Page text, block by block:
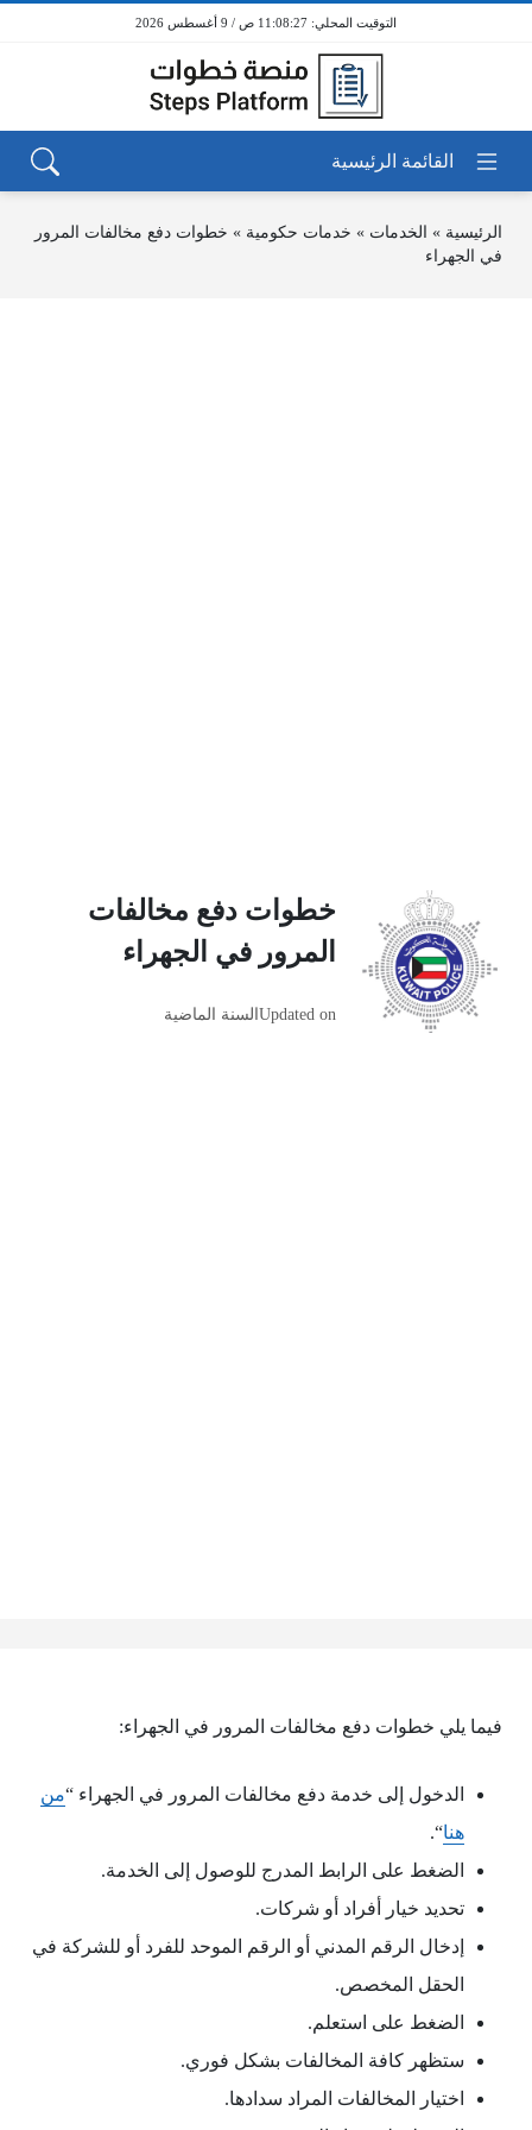
11:08:27 ص / 9 أغسطس 2026
الرئيسية » الخدمات » خدمات حكومية » خطوات دفع مخالفات المرور
في الجهراء
خطوات دفع مخالفات
المرور في الجهراء
Updated onالسنة الماضية
فيما يلي خطوات دفع مخالفات المرور في الجهراء:
الدخول إلى خدمة دفع مخالفات المرور في الجهراء “من
هنا“.
الضغط على الرابط المدرج للوصول إلى الخدمة.
تحديد خيار أفراد أو شركات.
إدخال الرقم المدني أو الرقم الموحد للفرد أو للشركة في
الحقل المخصص.
الضغط على استعلم.
ستظهر كافة المخالفات بشكل فوري.
اختيار المخالفات المراد سدادها.